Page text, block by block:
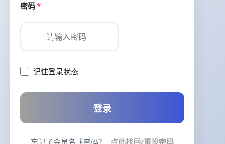
密码*
记住登录状态
登录
忘记了会员名或密码？ 点此找回/重设密码